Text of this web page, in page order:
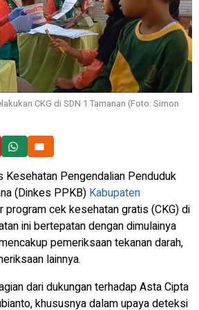
CKG di SDN 1 Tamanan (Foto: Simon
Kesehatan Pengendalian Penduduk
(Dinkes PPKB) Kabupaten
program cek kesehatan gratis (CKG) di
ini bertepatan dengan dimulainya
pemeriksaan tekanan darah,
lainnya.
dari dukungan terhadap Asta Cipta
khususnya dalam upaya deteksi